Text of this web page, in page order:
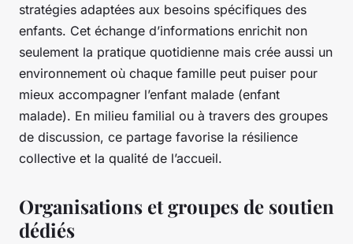
stratégies adaptées aux besoins spécifiques des
enfants. Cet échange d’informations enrichit non
seulement la pratique quotidienne mais crée aussi un
environnement où chaque famille peut puiser pour
mieux accompagner l’enfant malade (enfant
malade). En milieu familial ou à travers des groupes
de discussion, ce partage favorise la résilience
collective et la qualité de l’accueil.
Organisations et groupes de soutien
dédiés